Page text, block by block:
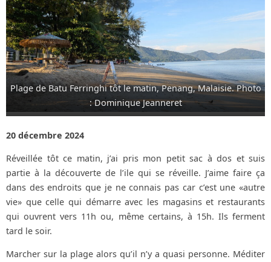
Plage de Batu Ferringhi tôt le matin, Penang, Malaisie. Photo
: Dominique Jeanneret
20 décembre 2024
Réveillée tôt ce matin, j’ai pris mon petit sac à dos et suis
partie à la découverte de l’ile qui se réveille. J’aime faire ça
dans des endroits que je ne connais pas car c’est une «autre
vie» que celle qui démarre avec les magasins et restaurants
qui ouvrent vers 11h ou, même certains, à 15h. Ils ferment
tard le soir.
Marcher sur la plage alors qu’il n’y a quasi personne. Méditer